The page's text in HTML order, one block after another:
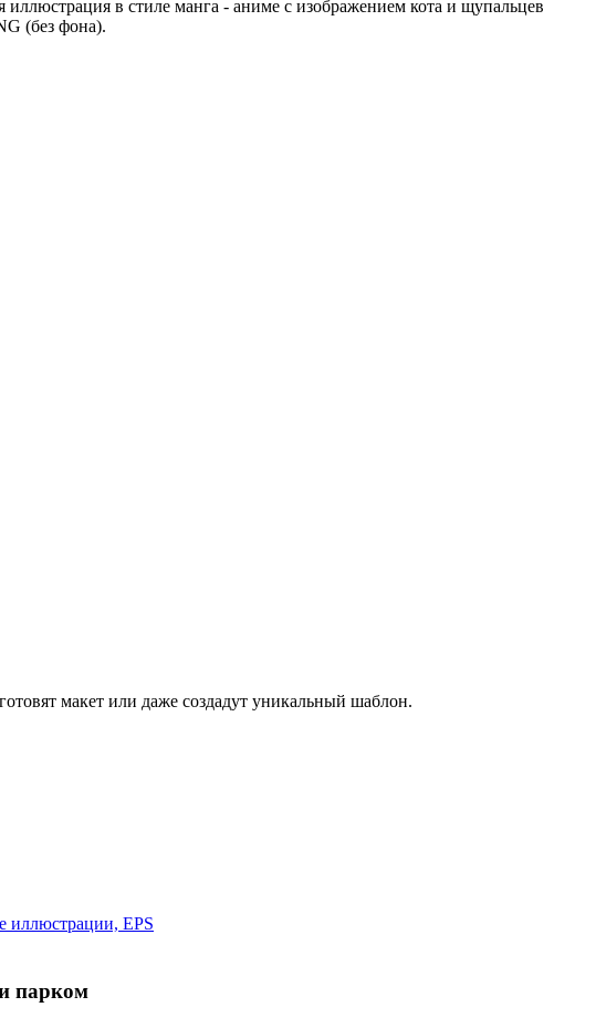
в стиле манга - аниме с изображением кота и щупальцев
(без фона).
макет или даже создадут уникальный шаблон.
парком